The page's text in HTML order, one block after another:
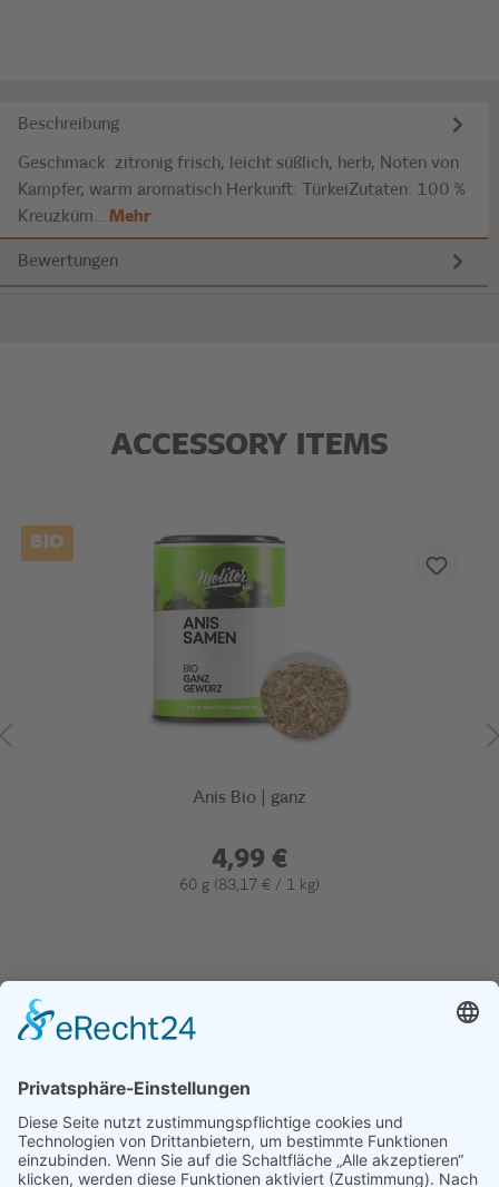
Beschreibung
Geschmack: zitronig frisch, leicht süßlich, herb, Noten von
Kampfer, warm aromatisch Herkunft: TürkeiZutaten: 100 %
Kreuzküm… Mehr
Bewertungen
ACCESSORY ITEMS
BIO
Anis Bio | ganz
4,99 €
60 g (83,17 € / 1 kg)
KONTAKT
INFOS